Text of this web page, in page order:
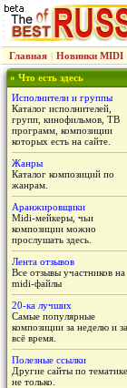
Главная | Новинки MIDI
» Что есть здесь
Исполнители и группы
Каталог исполнителей,
групп, кинофильмов, ТВ
программ, композиции
которых есть на сайте.
Жанры
Каталог композиций по
жанрам.
Аранжировщики
Midi-мейкеры, чьи
композиции можно
прослушать здесь.
Лента отзывов
Все отзывы участников на
midi-файлы
20-ка лучших
Самые популярные
композиции за неделю и за
всё время.
Полезные ссылки
Другие сайты по
не только.